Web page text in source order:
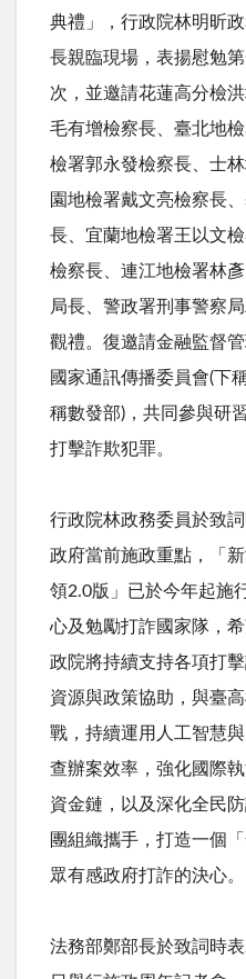
典禮」，行政院林明昕
長親臨現場，表揚慰勉
次，並邀請花蓮高分檢
毛有增檢察長、臺北地
檢署郭永發檢察長、士
園地檢署戴文亮檢察長
長、宜蘭地檢署王以文
檢察長、連江地檢署林
局長、警政署刑事警察
觀禮。復邀請金融監督
國家通訊傳播委員會(下
稱數發部) ，共同參與研
打擊詐欺犯罪。
行政院林政務委員於致
政府當前施政重點，「
領2.0版」已於今年起施
心及勉勵打詐國家隊，
政院將持續支持各項打
資源與政策協助，與臺
戰，持續運用人工智慧
查辦案效率，強化國際
資金鏈，以及深化全民
團組織攜手，打造一個
眾有感政府打詐的決心。
法務部鄭部長於致詞時